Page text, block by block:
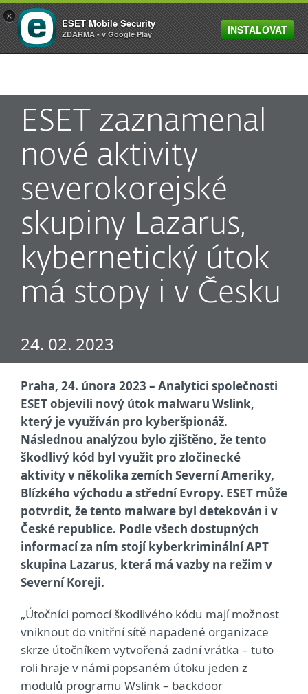
MENU
ESET zaznamenal
nové aktivity
severokorejské
skupiny Lazarus,
kybernetický útok
má stopy i v Česku
24. 02. 2023
Praha, 24. února 2023 – Analytici společnosti
ESET objevili nový útok malwaru Wslink,
který je využíván pro kyberšpionáž.
Následnou analýzou bylo zjištěno, že tento
škodlivý kód byl využit pro zločinecké
aktivity v několika zemích Severní Ameriky,
Blízkého východu a střední Evropy. ESET může
potvrdit, že tento malware byl detekován i v
České republice. Podle všech dostupných
informací za ním stojí kyberkriminální APT
skupina Lazarus, která má vazby na režim v
Severní Koreji.
„Útočníci pomocí škodlivého kódu mají možnost
vniknout do vnitřní sítě napadené organizace
skrze útočníkem vytvořená zadní vrátka – tuto
roli hraje v námi popsaném útoku jeden z
modulů programu Wslink – backdoor
×
ESET Mobile Security
ZDARMA - v Google Play INSTALOVAT